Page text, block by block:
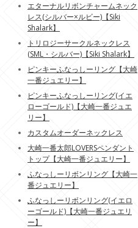
エターナルリボンチャームネック
レス(シルバー×ルビー)【Siki
Shalark】
トリロジーサークルネックレス
(SML・シルバー)【Siki Shalark】
ピンキーふなっしーリング【大崎
一番ジュエリー】
ピンキーふなっしーリング(イエ
ローゴールド)【大崎一番ジュエ
リー】
カスタムオーダーネックレス
大崎一番太郎LOVERSペンダント
トップ【大崎一番ジュエリー】
ふなっしーリボンリング【大崎一
番ジュエリー】
ふなっしーリボンリング(イエロ
ーゴールド)【大崎一番ジュエリ
ー】